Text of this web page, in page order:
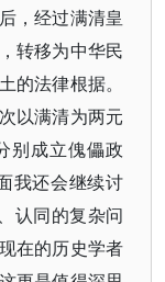
，经过满清皇
转移为中华民
的法律根据。
以满清为两元
别成立傀儡政
我还会继续讨
认同的复杂问
在的历史学者